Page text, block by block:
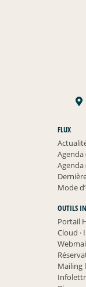
FLUX
Agenda
Agenda
Mode
OUTILS
Portail
Cloud ·
Mailing